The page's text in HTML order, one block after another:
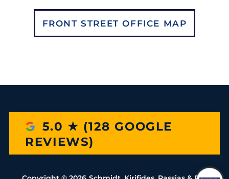
FRONT STREET OFFICE MAP
5.0 ★ (128 GOOGLE
REVIEWS)